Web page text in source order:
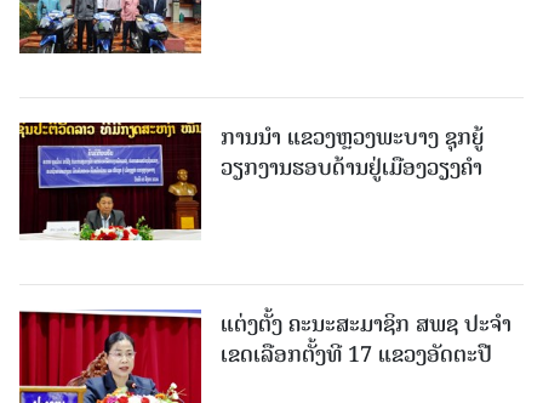
ການນຳ ແຂວງຫຼວງພະບາງ ຊຸກຍູ້
ວຽກງານຮອບດ້ານຢູ່ເມືອງວຽງຄໍາ
ແຕ່ງຕັ້ງ ຄະນະສະມາຊິກ ສພຊ ປະຈຳ
ເຂດເລືອກຕັ້ງທີ 17 ແຂວງອັດຕະປື